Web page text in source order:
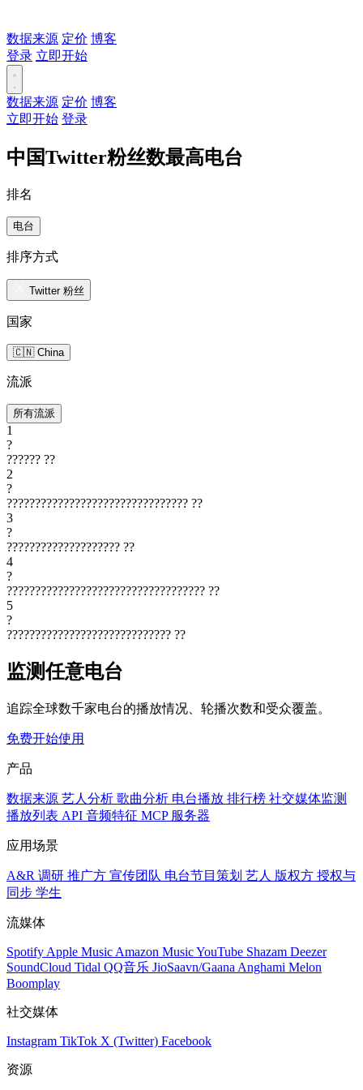
数据来源 定价 博客
登录 立即开始
数据来源 定价 博客
立即开始 登录
中国Twitter粉丝数最高电台
排名
电台
排序方式
Twitter 粉丝
国家
🇨🇳 China
流派
所有流派
1
?
?????? ??
2
?
???????????????????????????????? ??
3
?
???????????????????? ??
4
?
??????????????????????????????????? ??
5
?
????????????????????????????? ??
监测任意电台
追踪全球数千家电台的播放情况、轮播次数和受众覆盖。
免费开始使用
产品
数据来源 艺人分析 歌曲分析 电台播放 排行榜 社交媒体监测
播放列表 API 音频特征 MCP 服务器
应用场景
A&R 调研 推广方 宣传团队 电台节目策划 艺人 版权方 授权与
同步 学生
流媒体
Spotify Apple Music Amazon MusicYouTube Shazam Deezer
SoundCloud Tidal QQ音乐 JioSaavn/Gaana Anghami Melon
Boomplay
社交媒体
Instagram TikTok X (Twitter) Facebook
资源